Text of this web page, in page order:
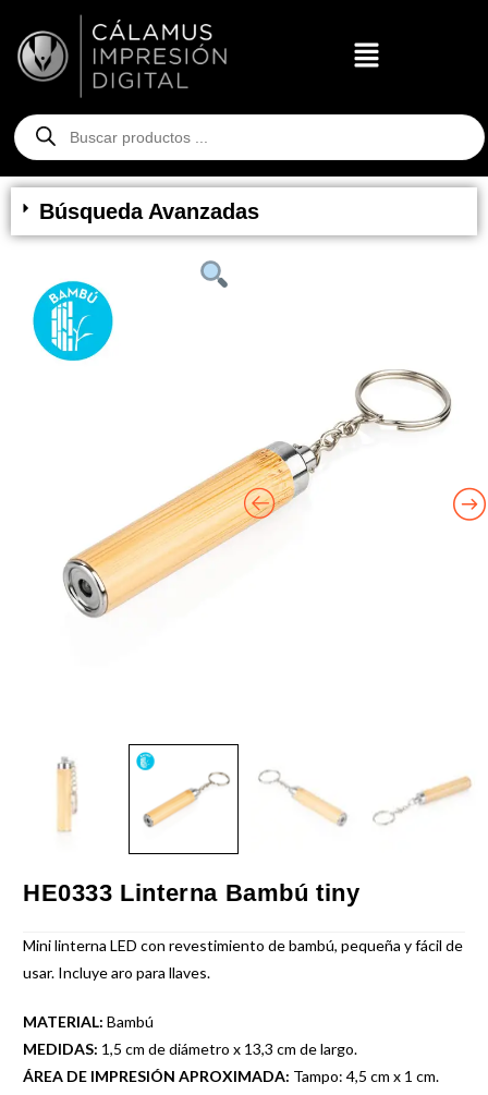
Búsqueda Avanzadas
HE0333 Linterna Bambú tiny
Mini linterna LED con revestimiento de bambú, pequeña y fácil de
usar. Incluye aro para llaves.
MATERIAL: Bambú
MEDIDAS: 1,5 cm de diámetro x 13,3 cm de largo.
ÁREA DE IMPRESIÓN APROXIMADA: Tampo: 4,5 cm x 1 cm.